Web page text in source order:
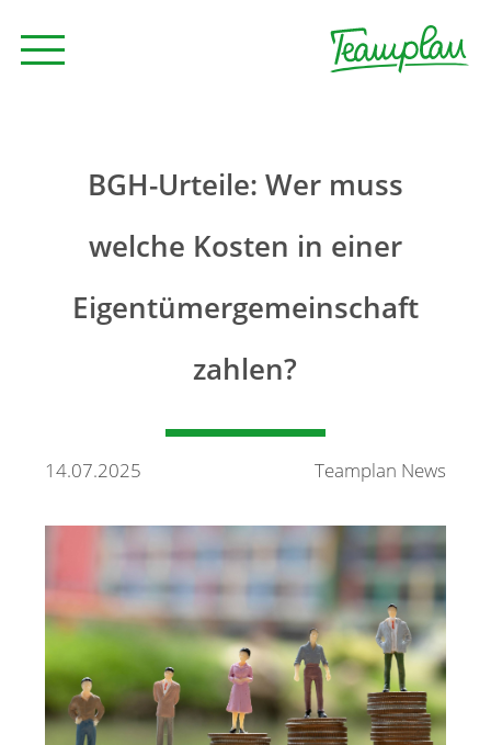
Unternehmen
Kontakt
Newsletter
BGH-Urteile: Wer muss
welche Kosten in einer
Eigentümergemeinschaft
zahlen?
14.07.2025 Teamplan News